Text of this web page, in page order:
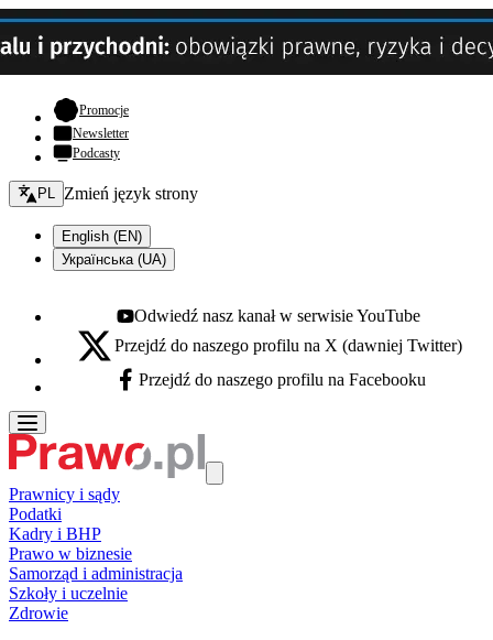
Promocje- otwiera się w nowej karcie
Newsletter
Podcasty
Zmień język - bieżący:
PL Zmień język strony
English (EN)
Українська (UA)
Youtube - otwiera się w nowej karcie
Odwiedź nasz kanał w serwisie YouTube
X - otwiera się w nowej karcie
Przejdź do naszego profilu na X (dawniej Twitter)
Facebook - otwiera się w nowej karcie
Przejdź do naszego profilu na Facebooku
Prawnicy i sądy
Podatki
Kadry i BHP
Prawo w biznesie
Samorząd i administracja
Szkoły i uczelnie
Zdrowie